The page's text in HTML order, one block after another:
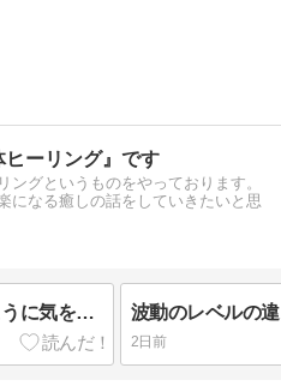
ヒーリング』です
ングというものをやっております。
になる癒しの話をしていきたいと思
心が『バカ舌』にならないように気をつけるのが大事です
2日前